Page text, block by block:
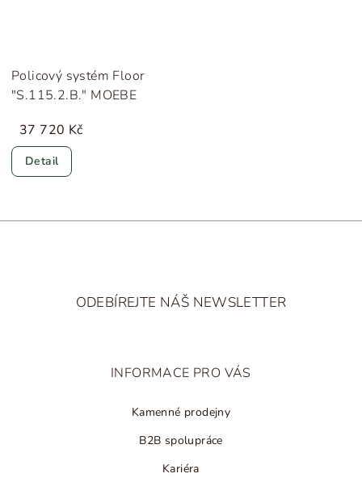
Policový systém Floor
"S.115.2.B." MOEBE
37 720 Kč
Detail
ODEBÍREJTE NÁŠ NEWSLETTER
INFORMACE PRO VÁS
Kamenné prodejny
B2B spolupráce
Kariéra